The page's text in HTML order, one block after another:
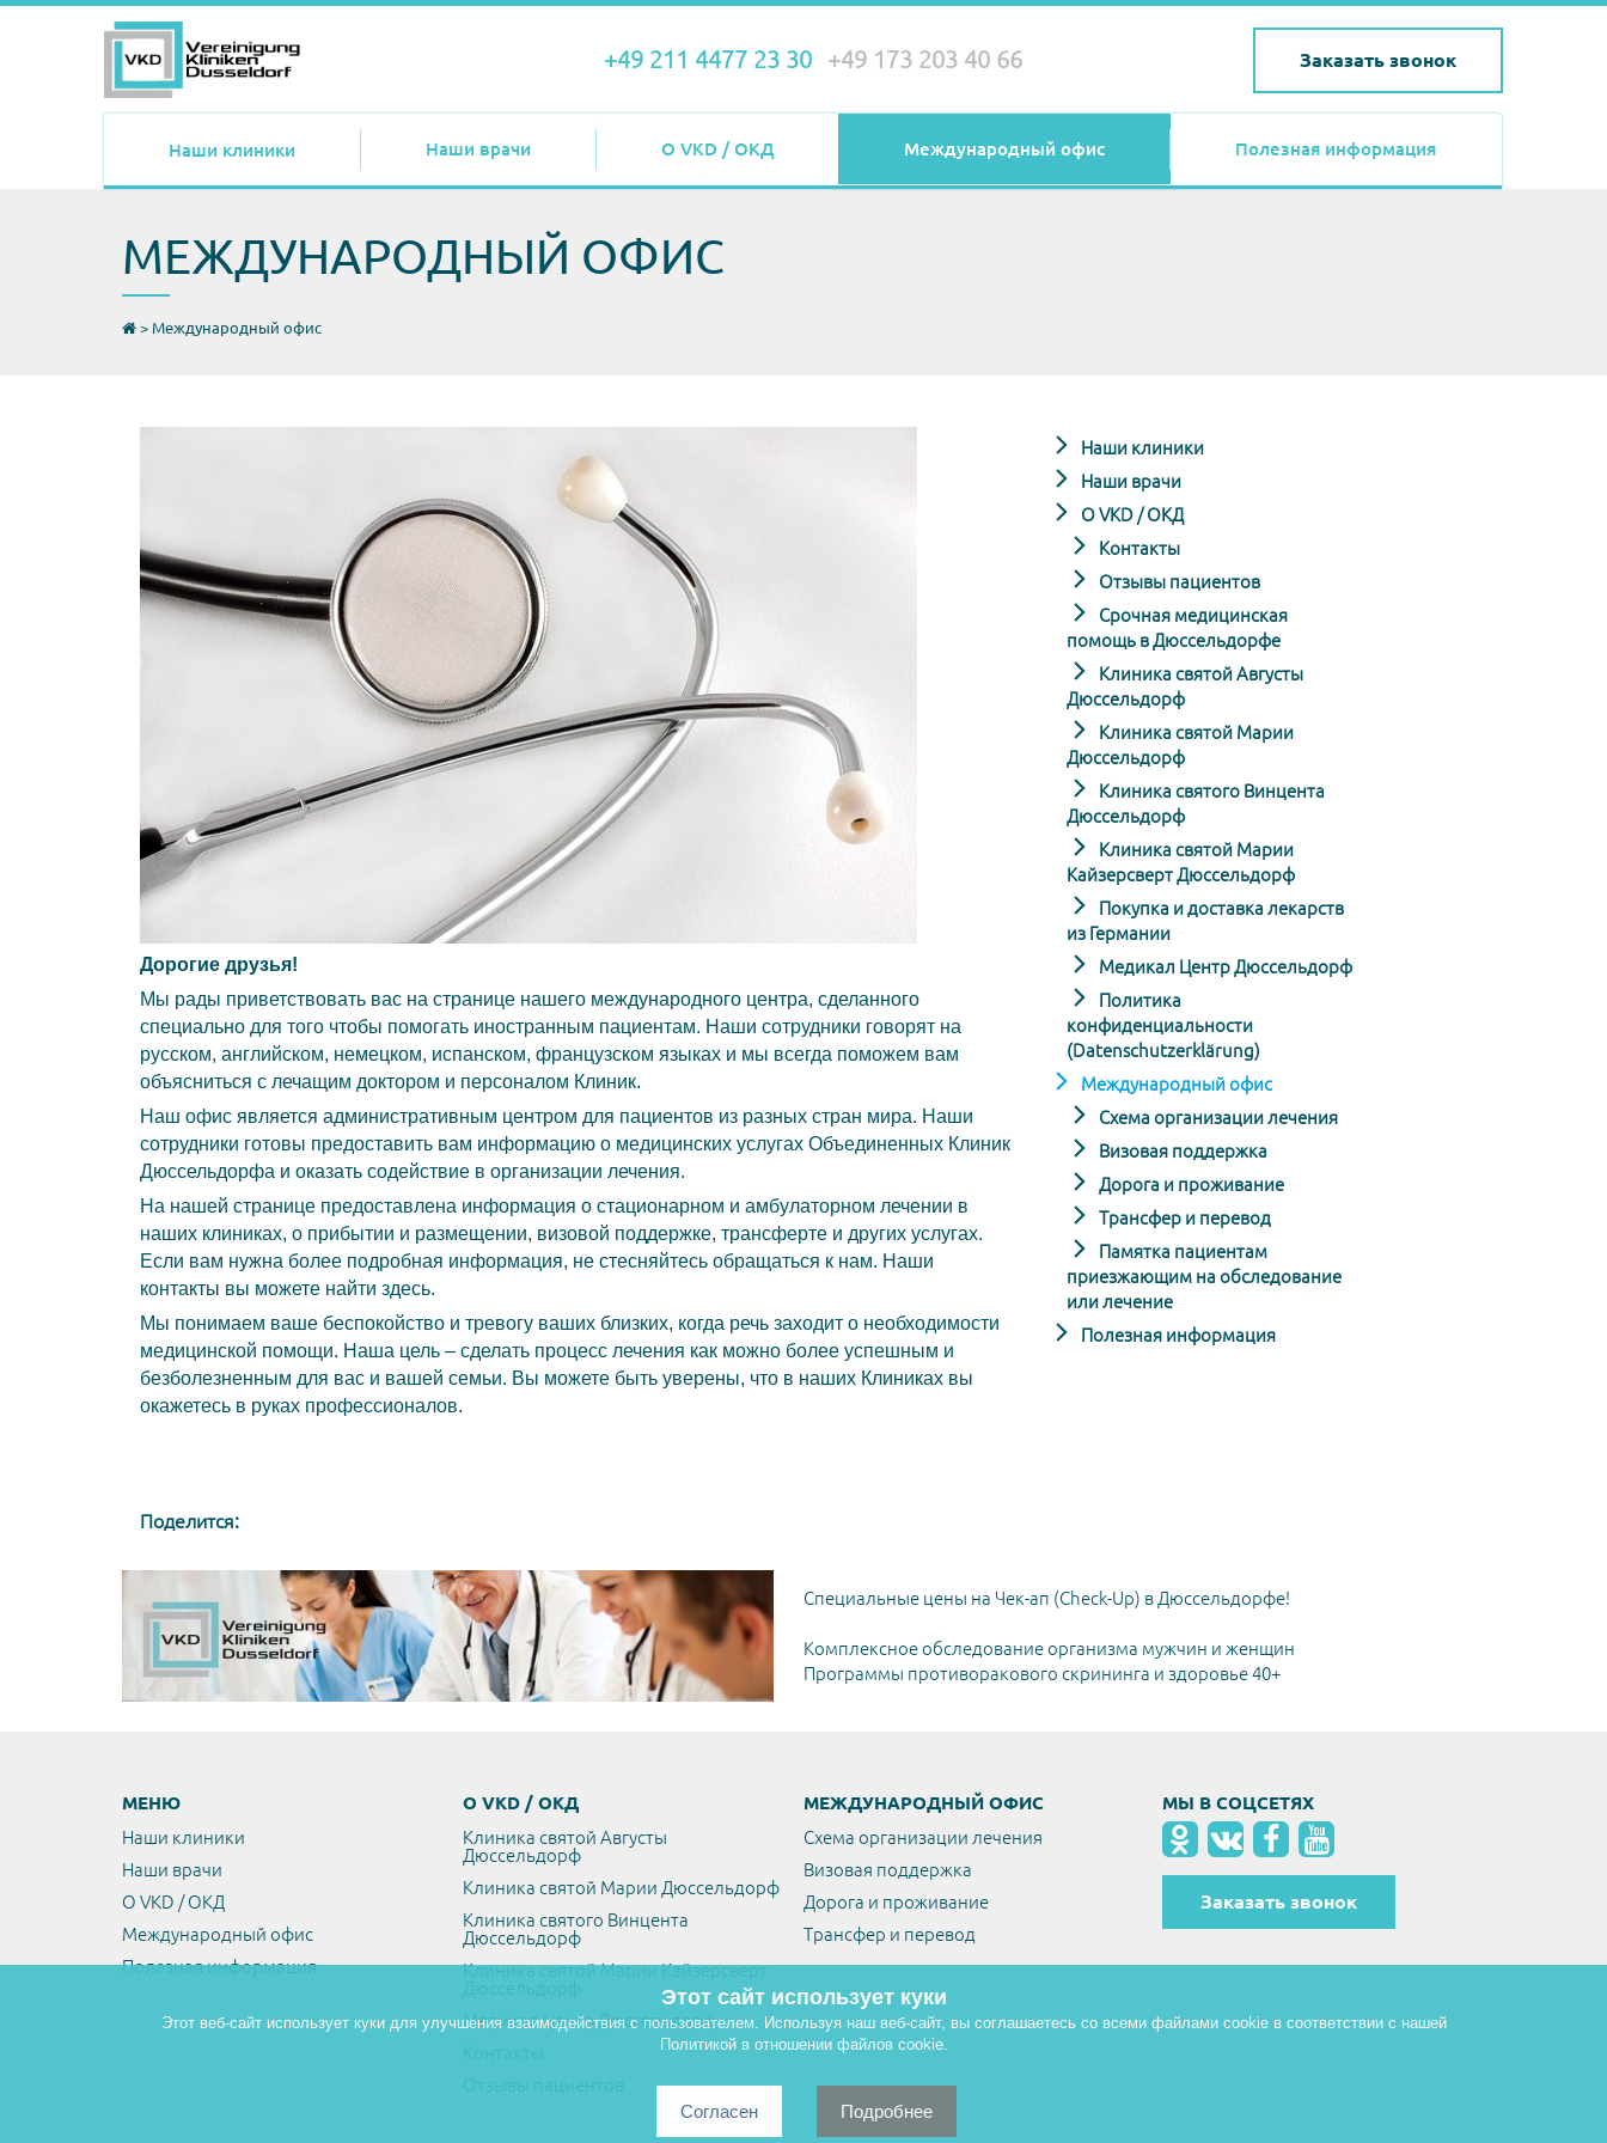
+49 211 4477 23 30 +49 173 203 40 66 Заказать звонок
Наши клиники Наши врачи О VKD / ОКД Международный офис Полезная информация
МЕЖДУНАРОДНЫЙ ОФИС
> Международный офис
Дорогие друзья!
Мы рады приветствовать вас на странице нашего международного центра, cделанного
специально для того чтобы помогать иностранным пациентам. Наши сотрудники говорят на
русском, английском, немецком, испанском, французском языках и мы всегда поможем вам
объясниться с лечащим доктором и персоналом Клиник.
Наш офис является административным центром для пациентов из разных стран мира. Наши
сотрудники готовы предоставить вам информацию о медицинских услугах Объединенных Клиник
Дюссельдорфа и оказать содействие в организации лечения.
На нашей странице предоставлена информация о стационарном и амбулаторном лечении в
наших клиниках, о прибытии и размещении, визовой поддержке, трансферте и других услугах.
Если вам нужна более подробная информация, не стесняйтесь обращаться к нам. Наши
контакты вы можете найти здесь.
Мы понимаем ваше беспокойство и тревогу ваших близких, когда речь заходит о необходимости
медицинской помощи. Наша цель – сделать процесс лечения как можно более успешным и
безболезненным для вас и вашей семьи. Вы можете быть уверены, что в наших Клиниках вы
окажетесь в руках профессионалов.
Поделится:
Наши клиники
Наши врачи
О VKD / ОКД
Контакты
Отзывы пациентов
Срочная медицинская
помощь в Дюссельдорфе
Клиника святой Августы
Дюссельдорф
Клиника святой Марии
Дюссельдорф
Клиника святого Винцента
Дюссельдорф
Клиника святой Марии
Кайзерсверт Дюссельдорф
Покупка и доставка лекарств
из Германии
Медикал Центр Дюссельдорф
Политика
конфиденциальности
(Datenschutzerklärung)
Международный офис
Схема организации лечения
Визовая поддержка
Дорога и проживание
Трансфер и перевод
Памятка пациентам
приезжающим на обследование
или лечение
Полезная информация
Специальные цены на Чек-ап (Check-Up) в Дюссельдорфе!
Комплексное обследование организма мужчин и женщин
Программы противоракового скрининга и здоровье 40+
МЕНЮ
Наши клиники
Наши врачи
О VKD / ОКД
Международный офис
Полезная информация
О VKD / ОКД
Клиника святой Августы
Дюссельдорф
Клиника святой Марии Дюссельдорф
Клиника святого Винцента
Дюссельдорф
Клиника святой Марии Кайзерсверт
Дюссельдорф
Медикал Центр Дюссельдорф
Контакты
Отзывы пациентов
МЕЖДУНАРОДНЫЙ ОФИС
Схема организации лечения
Визовая поддержка
Дорога и проживание
Трансфер и перевод
МЫ В СОЦСЕТЯХ
Заказать звонок
Этот сайт использует куки
Этот веб-сайт использует куки для улучшения взаимодействия с пользователем. Используя наш веб-сайт, вы соглашаетесь со всеми файлами cookie в соответствии с нашей
Политикой в отношении файлов cookie.
Согласен Подробнее